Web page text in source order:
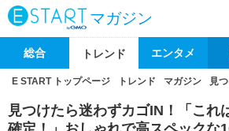
マガジン
総合 トレンド エンタメ
E START トップページ トレンド マガジン 見
見つけたら迷わずカゴIN！「これ